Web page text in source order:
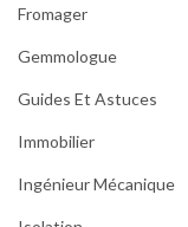
Fromager
Gemmologue
Guides Et Astuces
Immobilier
Ingénieur Mécanique